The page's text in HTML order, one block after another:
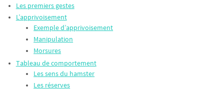
Les premiers gestes
L’apprivoisement
Exemple d’apprivoisement
Manipulation
Morsures
Tableau de comportement
Les sens du hamster
Les réserves